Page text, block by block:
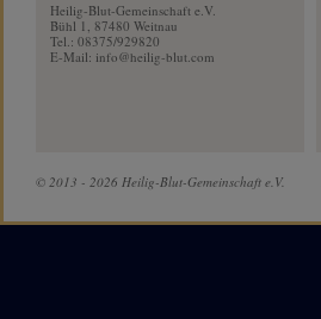
Heilig-Blut-Gemeinschaft e.V.
Bühl 1, 87480 Weitnau
Tel.: 08375/929820
E-Mail: info@heilig-blut.com
© 2013 - 2026 Heilig-Blut-Gemeinschaft e.V.